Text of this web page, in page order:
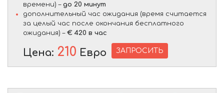
времени) – до 20 минут
дополнительный час ожидания (время считается
за целый час после окончания бесплатного
ожидания) – € 420 в час
Цена: 210 Евро ЗАПРОСИТЬ